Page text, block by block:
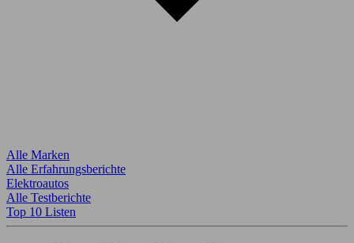
Alle Marken
Alle Erfahrungsberichte
Elektroautos
Alle Testberichte
Top 10 Listen